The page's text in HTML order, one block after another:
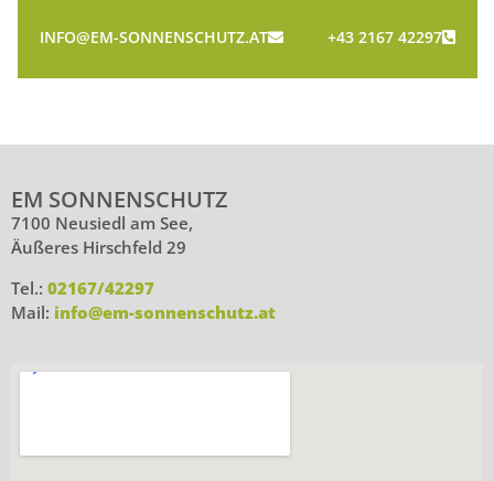
INFO@EM-SONNENSCHUTZ.AT +43 2167 42297
EM SONNENSCHUTZ
7100 Neusiedl am See,
Äußeres Hirschfeld 29
Tel.: 02167/42297
Mail: info@em-sonnenschutz.at